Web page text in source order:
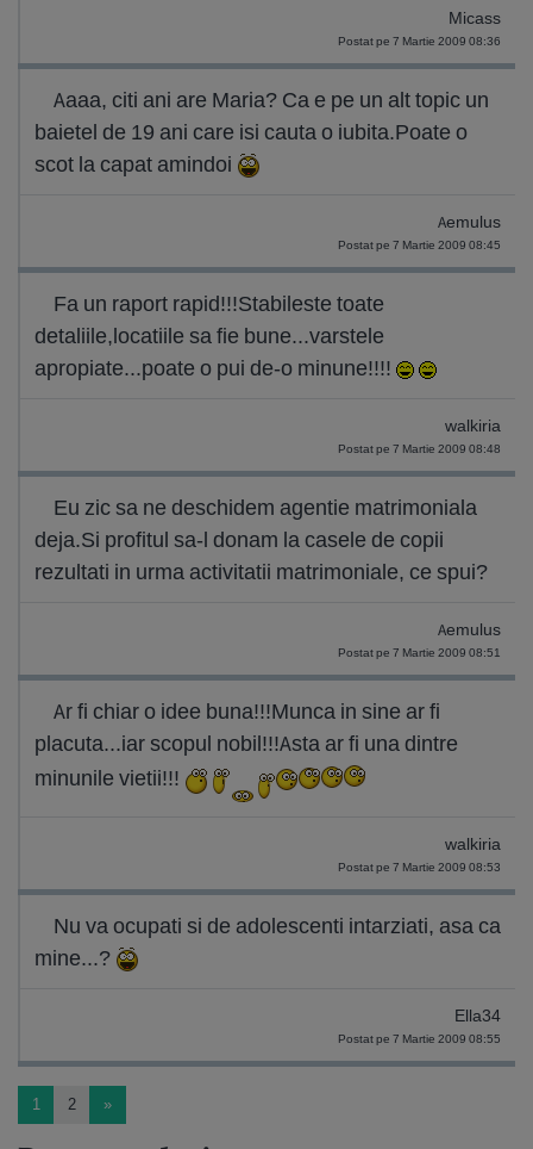
Micass
Postat pe 7 Martie 2009 08:36
Aaaa, citi ani are Maria? Ca e pe un alt topic un
baietel de 19 ani care isi cauta o iubita.Poate o
scot la capat amindoi
Aemulus
Postat pe 7 Martie 2009 08:45
Fa un raport rapid!!!Stabileste toate
detaliile,locatiile sa fie bune...varstele
apropiate...poate o pui de-o minune!!!!
walkiria
Postat pe 7 Martie 2009 08:48
Eu zic sa ne deschidem agentie matrimoniala
deja.Si profitul sa-l donam la casele de copii
rezultati in urma activitatii matrimoniale, ce spui?
Aemulus
Postat pe 7 Martie 2009 08:51
Ar fi chiar o idee buna!!!Munca in sine ar fi
placuta...iar scopul nobil!!!Asta ar fi una dintre
minunile vietii!!!
walkiria
Postat pe 7 Martie 2009 08:53
Nu va ocupati si de adolescenti intarziati, asa ca
mine...?
Ella34
Postat pe 7 Martie 2009 08:55
1 2 »